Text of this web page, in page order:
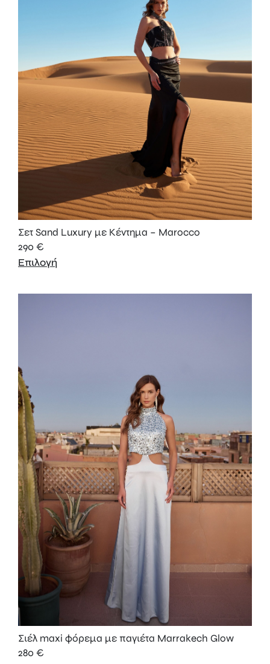
Σετ Sand Luxury με Κέντημα – Marocco
290 €
Επιλογή
Σιέλ maxi φόρεμα με παγιέτα Marrakech Glow
280 €